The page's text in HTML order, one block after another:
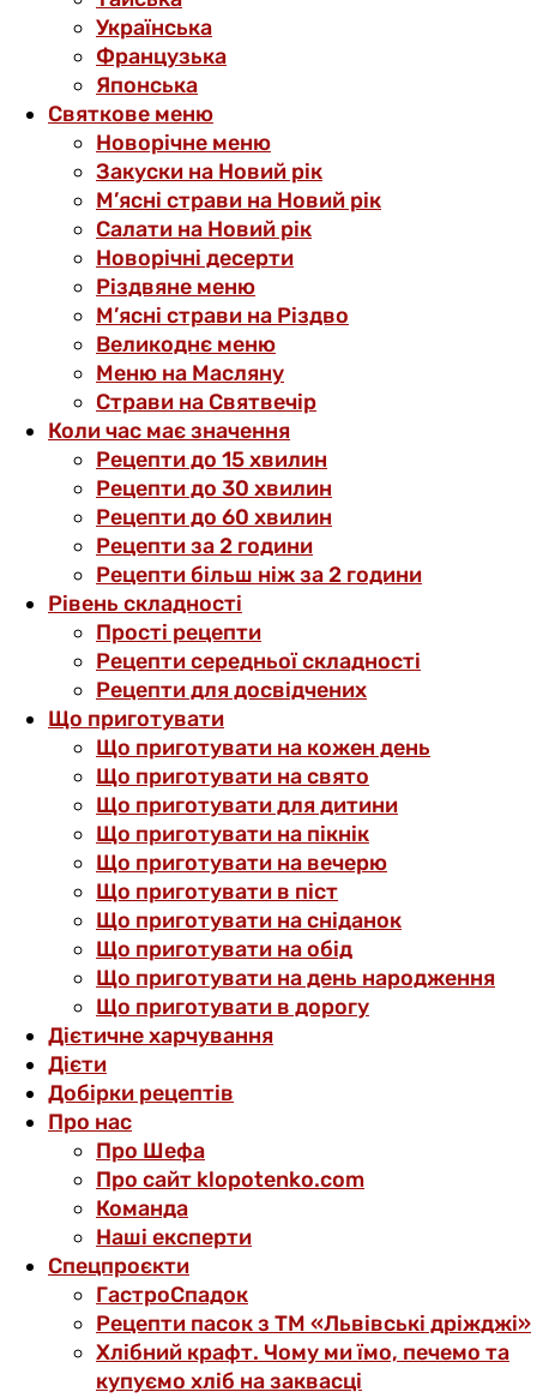
Українська
Французька
Японська
Святкове меню
Новорічне меню
Закуски на Новий рік
М’ясні страви на Новий рік
Салати на Новий рік
Новорічні десерти
Різдвяне меню
М’ясні страви на Різдво
Великоднє меню
Меню на Масляну
Страви на Святвечір
Коли час має значення
Рецепти до 15 хвилин
Рецепти до 30 хвилин
Рецепти до 60 хвилин
Рецепти за 2 години
Рецепти більш ніж за 2 години
Рівень складності
Прості рецепти
Рецепти середньої складності
Рецепти для досвідчених
Що приготувати
Що приготувати на кожен день
Що приготувати на свято
Що приготувати для дитини
Що приготувати на пікнік
Що приготувати на вечерю
Що приготувати в піст
Що приготувати на сніданок
Що приготувати на обід
Що приготувати на день народження
Що приготувати в дорогу
Дієтичне харчування
Дієти
Добірки рецептів
Про нас
Про Шефа
Про сайт klopotenko.com
Команда
Наші експерти
Спецпроєкти
ГастроСпадок
Рецепти пасок з ТМ «Львівські дріжджі»
Хлібний крафт. Чому ми їмо, печемо та
купуємо хліб на заквасці